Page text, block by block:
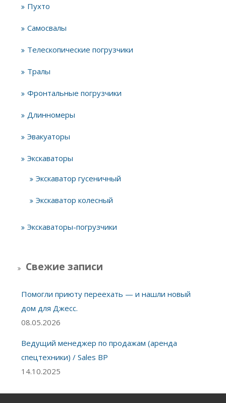
Пухто
Самосвалы
Телескопические погрузчики
Тралы
Фронтальные погрузчики
Длинномеры
Эвакуаторы
Экскаваторы
Экскаватор гусеничный
Экскаватор колесный
Экскаваторы-погрузчики
Свежие записи
Помогли приюту переехать — и нашли новый
дом для Джесс.
08.05.2026
Ведущий менеджер по продажам (аренда
спецтехники) / Sales BP
14.10.2025